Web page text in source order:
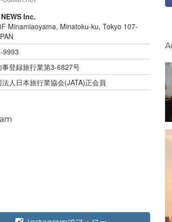
Inc.
Minamiaoyama, Minatoku-ku, Tokyo 107-
9993
登録旅行業第3-6827号
人日本旅行業協会(JATA)正会員